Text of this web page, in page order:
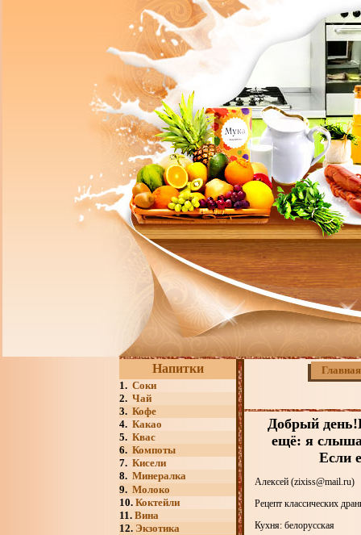
Напитки
1. Соки
2. Чай
3. Кофе
4. Какао
5. Квас
6. Компоты
7. Кисели
8. Минералка
9. Молоко
10. Коктейли
11. Вина
12. Экзотика
Главная
Добрый
ещё: я
Если
Алексей (zixiss@mail.ru)
Рецепт классических
Кухня: белорусская